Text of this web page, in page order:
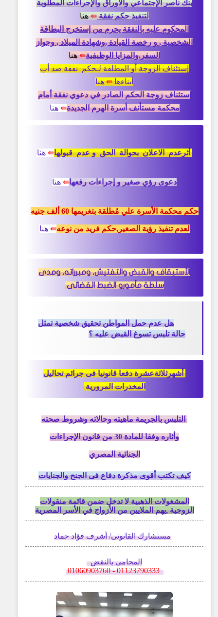
بنك ناصر الإجتماعي والآوراق والإجراءات المطلوبة
لتنفيذ حكم نفقة⇚هنا
المحكوم عليه بالنفقة يحرم من إستخرج البطاقة
الشخصية , و رخصة القيادة ,وشهادة الميلاد , وجواز
السفر,والمزايا الوظيفية⇚هنا
إستئناف الزوجة أو المطلقة لـحكم نفقة ضد أب
أبناءها⇚هنا
إستئناف زوجة الحكم الصادر في دعوي نفقة أمام
محكمة مستأنف أسرة الهرم الجديدة⇚ هنا
أثرعدم الاعلان بحوالة الحق و عدم قبولها⇚ هنا
دعوى رؤي صغير و إجراءات رفعها⇚هنا
حكم محكمة الأسرة علي مُطلقة بتغريمها 60 ألف جنيه
لعدم تنفيذ رؤية الصغير,حكم فريد من نوعه⇚ هنا
الأستيقاف والقبض والتفتيش, ومبرراته, ومدى
سلطة مأمورو الضبط القضائى
هل عدم حمل المواطن تحقيق شخصية تمثل
حالة تلبس تسوغ القبض عليه ؟
أشهرثلاثةعشرة دفعا قانونيافى جرائم تحاليل
المخدرات المرورية
التلبس بالجريمة ماهيته وحالاته وشروط صحته
وأثاره وفقا للمادة 30 من قانون الإجراءات
الجنائيةالمصري
كيف تكتب أقوى مذكرة دفاع فى الجنح والجنايات
المشغولات الذهبية لا تدخل ضمن قائمة منقولات
الزوجية ,يهم الملايين من الأزواج في الأسر المصرية
مستشارك القانونى/أشرف فؤاد حماد
المحامى بالنقض
01123790333 - 01060903760